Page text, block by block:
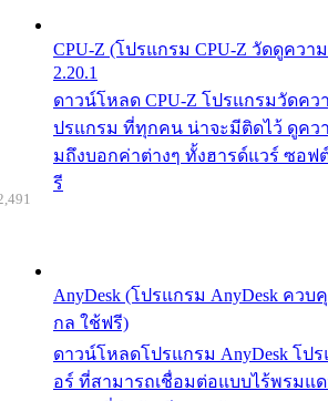
CPU-Z (โปรแกรม CPU-Z วัดดูควา
2.20.1
ดาวน์โหลด CPU-Z โปรแกรมวัดคว
ปรแกรม ที่ทุกคน น่าจะมีติดไว้ ดูควา
มถึงบอกค่าต่างๆ ทั้งฮารด์แวร์ ซอฟ
รี
AnyDesk (โปรแกรม AnyDesk คว
กล ใช้ฟรี)
ดาวน์โหลดโปรแกรม AnyDesk โป
อร์ ที่สามารถเชื่อมต่อแบบไร้พรมแ